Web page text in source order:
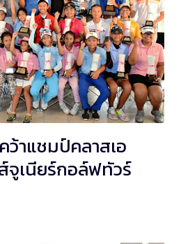
าแชมป์คลาสเอ
จูเนียร์กอล์ฟทัวร์